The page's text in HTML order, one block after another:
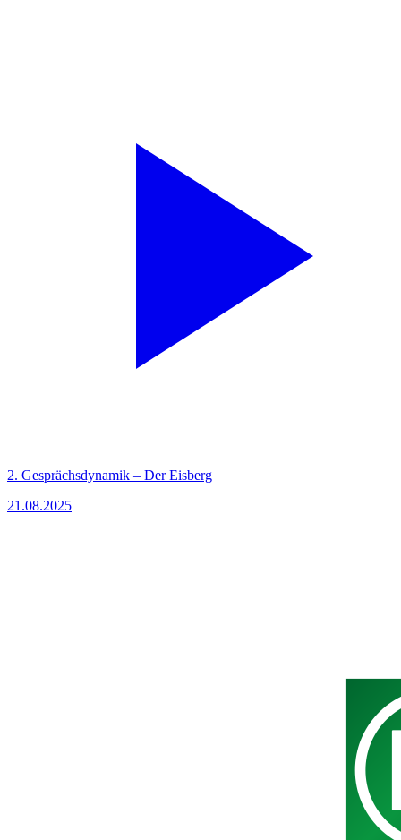
2. Gesprächsdynamik – Der Eisberg
21.08.2025